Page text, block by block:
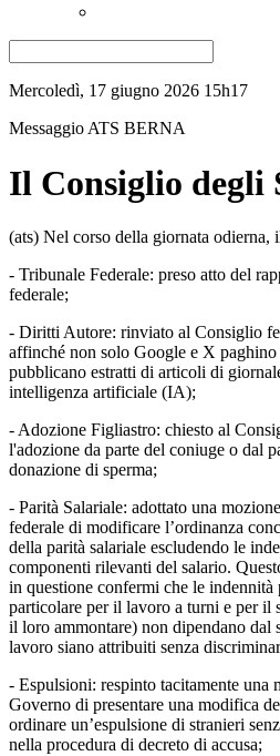
Mercoledì, 17 giugno 2026 15h17
Messaggio ATS BERNA
Il Consiglio degli
(ats) Nel corso della giornata odierna,
- Tribunale Federale: preso atto del
federale;
- Diritti Autore: rinviato al Consiglio
affinché non solo Google e X
pubblicano estratti di articoli di
intelligenza artificiale (IA);
- Adozione Figliastro: chiesto al
l'adozione da parte del coniuge o dal
donazione di sperma;
- Parità Salariale: adottato una
federale di modificare l’ordinanza
della parità salariale escludendo le
componenti rilevanti del salario.
in questione confermi che le indennità
particolare per il lavoro a turni e per il
il loro ammontare) non dipendano dal
lavoro siano attribuiti senza
- Espulsioni: respinto tacitamente una
Governo di presentare una modifica
ordinare un’espulsione di stranieri
nella procedura di decreto di accusa;